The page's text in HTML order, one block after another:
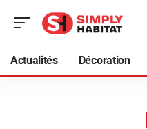
Actualités Décoration